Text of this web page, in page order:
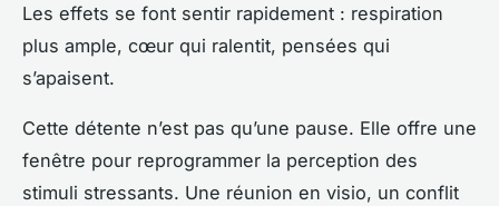
Les effets se font sentir rapidement : respiration
plus ample, cœur qui ralentit, pensées qui
s’apaisent.
Cette détente n’est pas qu’une pause. Elle offre une
fenêtre pour reprogrammer la perception des
stimuli stressants. Une réunion en visio, un conflit